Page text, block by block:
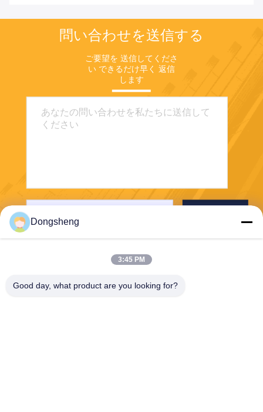
問い合わせを送信する
ご要望を 送信してくださ
い できるだけ早く 返信
します
Dongsheng
3:45 PM
Good day, what product are you looking for?